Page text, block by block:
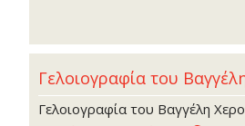
Γελοιογραφία του
Γελοιογραφία του Βαγγέλη